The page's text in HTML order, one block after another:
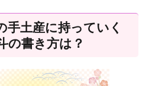
手土産に持っていく
の書き方は？